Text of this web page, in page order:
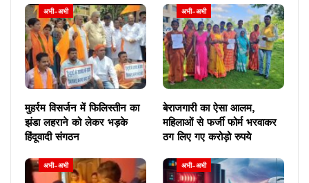
अभी-अभी
मुहर्रम विसर्जन में फिलिस्तीन का
झंडा लहराने को लेकर भड़के
हिंदूवादी संगठन
अभी-अभी
बेराजगारी का ऐसा आलम,
महिलाओं से फर्जी फोर्म भरवाकर
ठग लिए गए करोड़ो रुपये
अभी-अभी अभी-अभी